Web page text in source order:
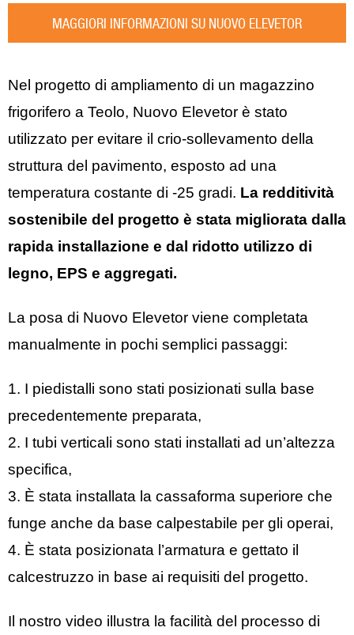
MAGGIORI INFORMAZIONI SU NUOVO ELEVETOR
Nel progetto di ampliamento di un magazzino
frigorifero a Teolo, Nuovo Elevetor è stato
utilizzato per evitare il crio-sollevamento della
struttura del pavimento, esposto ad una
temperatura costante di -25 gradi. La redditività
sostenibile del progetto è stata migliorata dalla
rapida installazione e dal ridotto utilizzo di
legno, EPS e aggregati.
La posa di Nuovo Elevetor viene completata
manualmente in pochi semplici passaggi:
1. I piedistalli sono stati posizionati sulla base
precedentemente preparata,
2. I tubi verticali sono stati installati ad un’altezza
specifica,
3. È stata installata la cassaforma superiore che
funge anche da base calpestabile per gli operai,
4. È stata posizionata l’armatura e gettato il
calcestruzzo in base ai requisiti del progetto.
Il nostro video illustra la facilità del processo di